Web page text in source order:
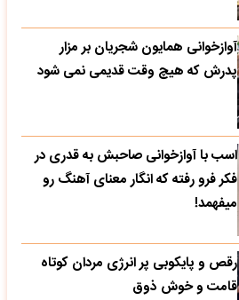
آوازخوانی همایون شجریان بر مزار
پدرش که هیچ وقت قدیمی نمی شود
اسب با آوازخوانی صاحبش به قدری در
فکر فرو رفته که انگار معنای آهنگ رو
میفهمد!
رقص و پایکوبی پر انرژی مردان کوتاه
قامت و خوش ذوق